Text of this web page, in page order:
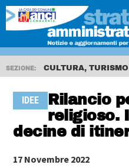
SEZIONE: CULTURA,
IDEE
Rilancio
religioso.
decine di
17 Novembre 2022